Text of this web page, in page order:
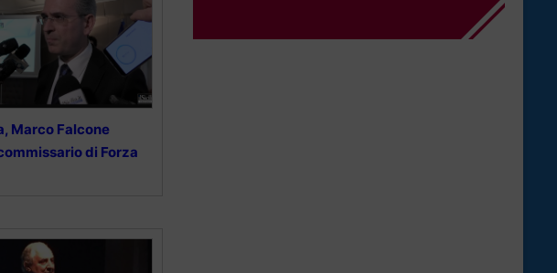
Marco Falcone
di Forza